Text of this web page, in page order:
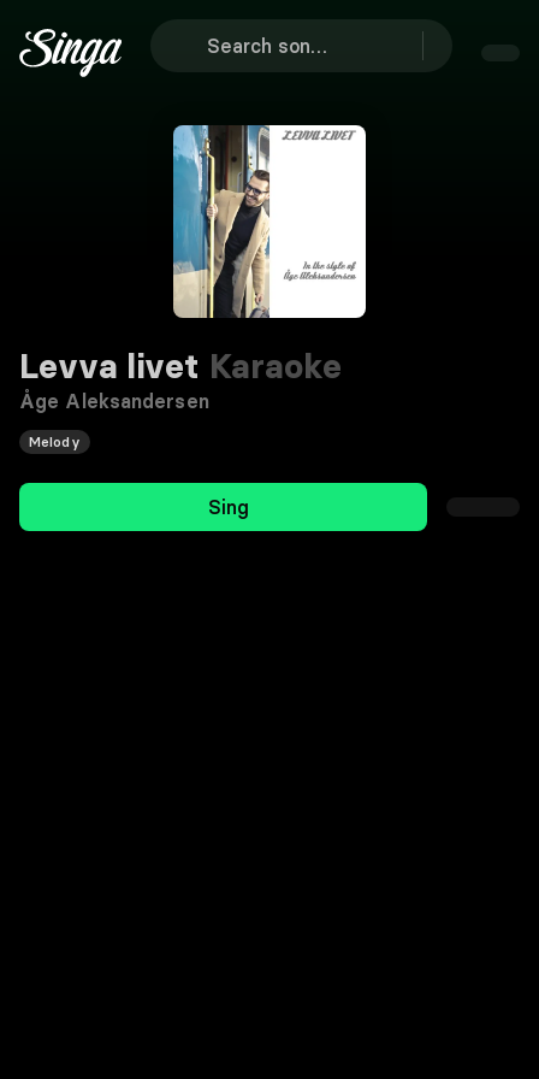
Levva livet Karaoke
Åge Aleksandersen
Melody
Sing